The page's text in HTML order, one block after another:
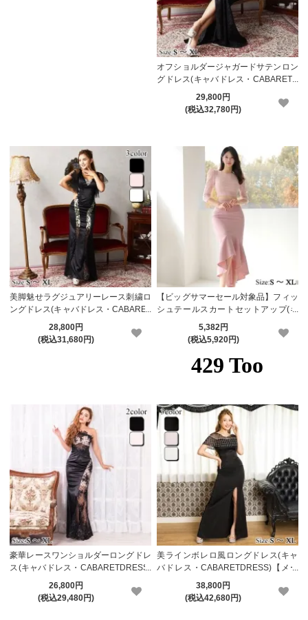
オフショルダージャガードサテンロン
グドレス(キャバドレス・CABARETD
RESS)【メーカーお取り寄せ】
29,800円
(税込32,780円)
美脚魅せラグジュアリーレース刺繍ロ
ングドレス(キャバドレス・CABARET
DRESS)【メーカーお取り寄せ】
28,800円
(税込31,680円)
【ビッグサマーセール対象品】フィッ
シュテールスカートセットアップ(キ
ャバドレス・CABARETDRESS)
5,382円
(税込5,920円)
豪華レースワンショルダーロングドレ
ス(キャバドレス・CABARETDRESS)
【メーカーお取り寄せ】
26,800円
(税込29,480円)
美ラインボレロ風ロングドレス(キャ
バドレス・CABARETDRESS)【メー
カーお取り寄せ】
38,800円
(税込42,680円)